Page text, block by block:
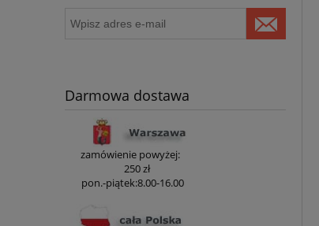
Darmowa dostawa
zamówienie powyżej:
250 zł
pon.-piątek:8.00-16.00